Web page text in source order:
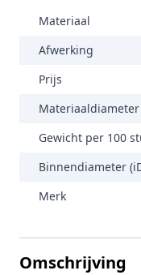
Materiaal
Afwerking
Prijs
Materiaaldiameter
Gewicht per 100
Binnendiameter
Merk
Omschrijving